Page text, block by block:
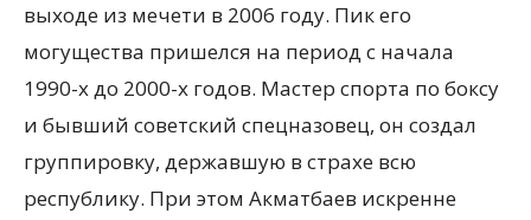
выходе из мечети в 2006 году. Пик его
могущества пришелся на период с начала
1990-х до 2000-х годов. Мастер спорта по боксу
и бывший советский спецназовец, он создал
группировку, державшую в страхе всю
республику. При этом Акматбаев искренне